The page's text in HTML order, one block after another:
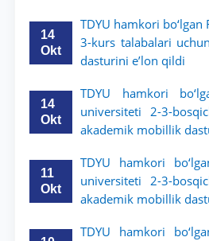
14
Okt
TDYU hamkori
3-kurs talabalari
dasturini e’lon qildi
14
Okt
TDYU hamkori
universiteti 2-3-bosqich talabalari uchun
akademik mobillik
11
Okt
TDYU hamkori
universiteti 2-3-
akademik mobillik
TDYU hamkori